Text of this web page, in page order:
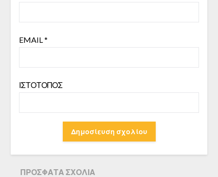
EMAIL*
ΙΣΤΌΤΟΠΟΣ
ΠΡΌΣΦΑΤΑ ΣΧΌΛΙΑ